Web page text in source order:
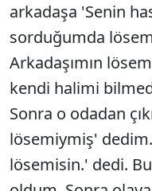
arkadaşa 'Senin
sorduğumda
Arkadaşımın
kendi halimi
Sonra o odadan
lösemiymiş'
lösemisin.' dedi.